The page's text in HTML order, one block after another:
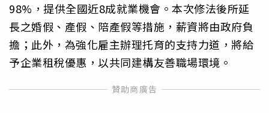
98%，提供全國近8成就業機會。本次修法後所延
長之婚假、產假、陪產假等措施，薪資將由政府負
擔；此外，為強化雇主辦理托育的支持力道，將給
予企業租稅優惠，以共同建構友善職場環境。